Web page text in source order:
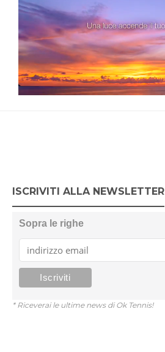
ISCRIVITI ALLA NEWSLETTER
Sopra le righe
* Riceverai le ultime news di Ok Tennis!